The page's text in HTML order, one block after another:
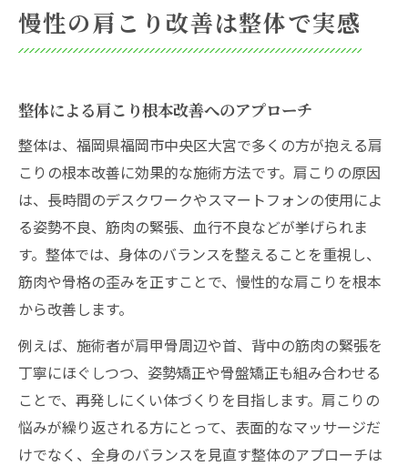
慢性の肩こり改善は整体で実感
整体による肩こり根本改善へのアプローチ
整体は、福岡県福岡市中央区大宮で多くの方が抱える肩
こりの根本改善に効果的な施術方法です。肩こりの原因
は、長時間のデスクワークやスマートフォンの使用によ
る姿勢不良、筋肉の緊張、血行不良などが挙げられま
す。整体では、身体のバランスを整えることを重視し、
筋肉や骨格の歪みを正すことで、慢性的な肩こりを根本
から改善します。
例えば、施術者が肩甲骨周辺や首、背中の筋肉の緊張を
丁寧にほぐしつつ、姿勢矯正や骨盤矯正も組み合わせる
ことで、再発しにくい体づくりを目指します。肩こりの
悩みが繰り返される方にとって、表面的なマッサージだ
けでなく、全身のバランスを見直す整体のアプローチは